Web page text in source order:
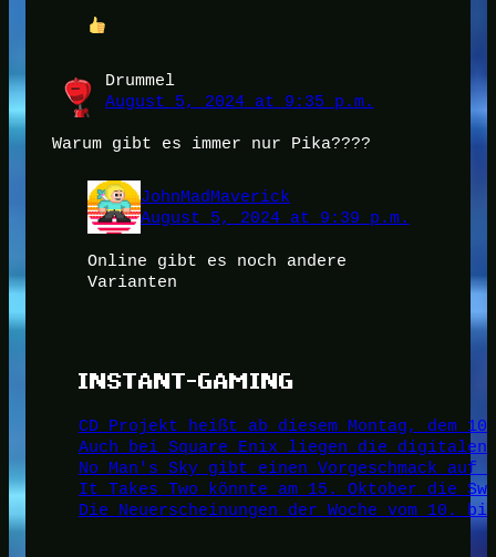
Drummel
August 5, 2024 at 9:35 p.m.
Warum gibt es immer nur Pika????
JohnMadMaverick
August 5, 2024 at 9:39 p.m.
Online gibt es noch andere
Varianten
INSTANT-GAMING
CD Projekt heißt ab diesem Montag, dem
Auch bei Square Enix liegen die digitalen
No Man's Sky gibt einen Vorgeschmack auf
It Takes Two könnte am 15. Oktober die
Die Neuerscheinungen der Woche vom 10.